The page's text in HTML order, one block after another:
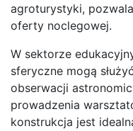
agroturystyki,
oferty noclegowej.
W sektorze
sferyczne mogą
obserwacji
prowadzenia
konstrukcja jest